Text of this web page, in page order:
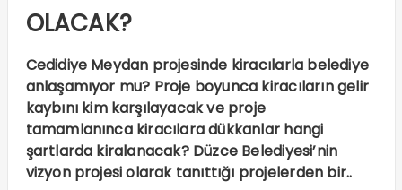
OLACAK?
Cedidiye Meydan projesinde kiracılarla belediye
anlaşamıyor mu? Proje boyunca kiracıların gelir
kaybını kim karşılayacak ve proje
tamamlanınca kiracılara dükkanlar hangi
şartlarda kiralanacak? Düzce Belediyesi’nin
vizyon projesi olarak tanıttığı projelerden bir..